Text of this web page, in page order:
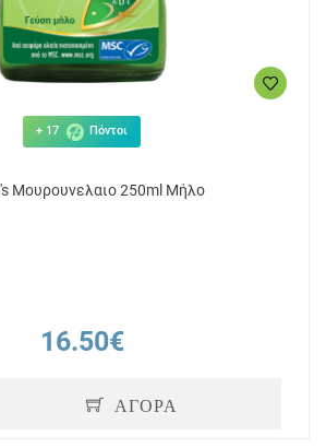
+ 17 Πόντοι
Μουρουνελαιο 250ml Μήλο
16.50€
ΑΓΟΡΑ